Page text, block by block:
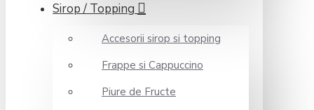
Sirop / Topping
Accesorii sirop si topping
Frappe si Cappuccino
Piure de Fructe